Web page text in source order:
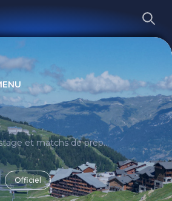
RECHERCHER
Date de reprise, stage et matchs de préparation
Officiel